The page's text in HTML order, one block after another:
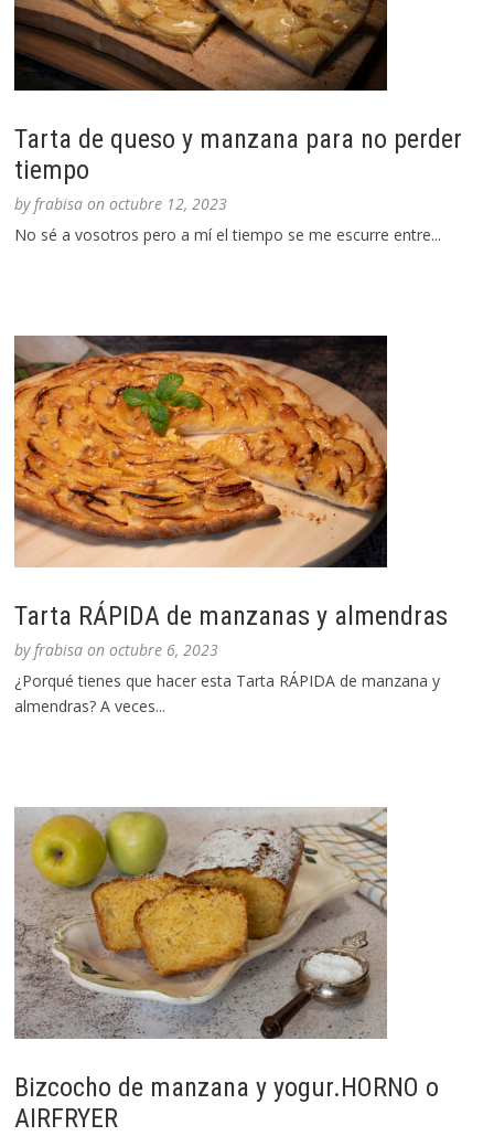
Tarta de queso y manzana para no perder
tiempo
byfrabisa onoctubre 12, 2023
No sé a vosotros pero a mí el tiempo se me escurre entre...
Tarta RÁPIDA de manzanas y almendras
byfrabisa onoctubre 6, 2023
¿Porqué tienes que hacer esta Tarta RÁPIDA de manzana y
almendras? A veces...
Bizcocho de manzana y yogur.HORNO o
AIRFRYER